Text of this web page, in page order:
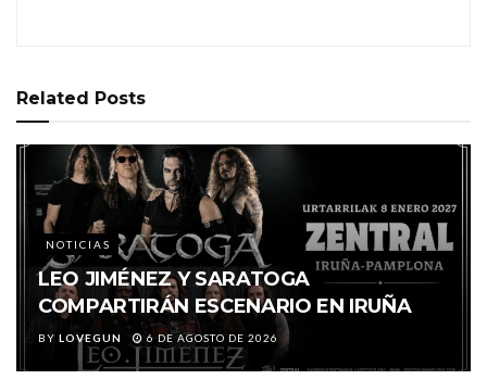
Related Posts
NOTICIAS
LEO JIMÉNEZ Y SARATOGA
COMPARTIRÁN ESCENARIO EN IRUÑA
BY LOVEGUN 6 DE AGOSTO DE 2026